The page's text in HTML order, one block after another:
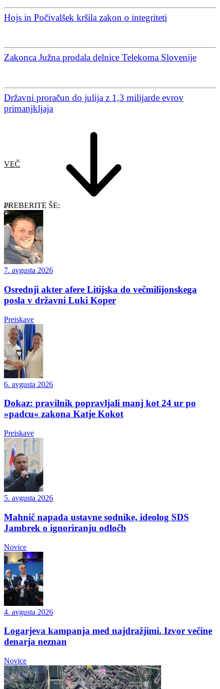
Hojs in Počivalšek kršila zakon o integriteti
Zakonca Južna prodala delnice Telekoma Slovenije
Državni proračun do julija z 1,3 milijarde evrov
primanjkljaja
VEČ
PREBERITE ŠE:
7. avgusta 2026
Osrednji akter afere Litijska do večmilijonskega
posla v državni Luki Koper
Preiskave
6. avgusta 2026
Dokaz: pravilnik popravljali manj kot 24 ur po
»padcu« zakona Katje Kokot
Preiskave
5. avgusta 2026
Mahnič napada ustavne sodnike, ideolog SDS
Jambrek o ignoriranju odločb
Novice
4. avgusta 2026
Logarjeva kampanja med najdražjimi. Izvor večine
denarja neznan
Novice